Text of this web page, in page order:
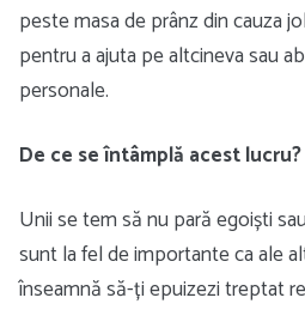
peste masa de prânz din cauza
pentru a ajuta pe altcineva sau
personale.
De ce se întâmplă acest lucru?
Unii se tem să nu pară egoiști
sunt la fel de importante ca ale
înseamnă să-ți epuizezi treptat